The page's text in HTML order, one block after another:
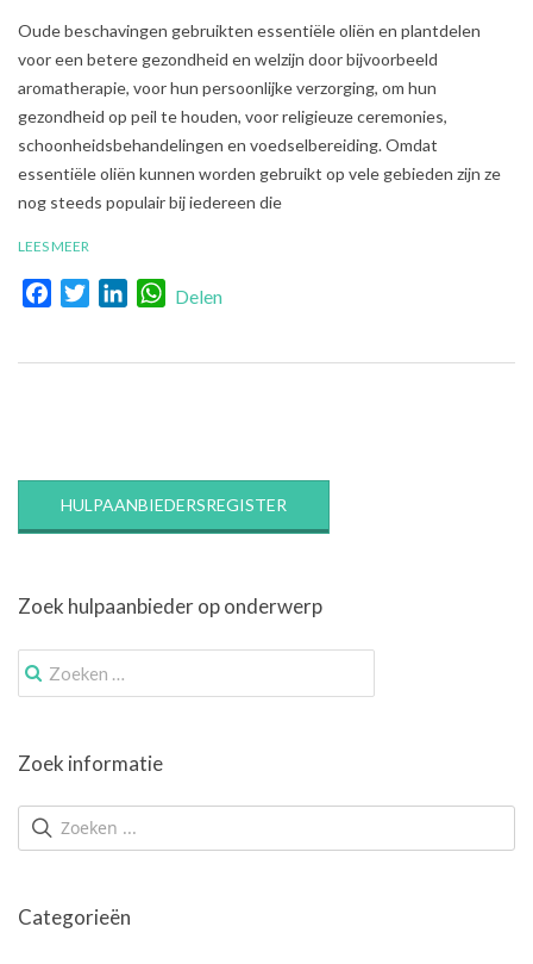
2021-
Oude beschavingen gebruikten essentiële oliën en plantdelen
voor een betere gezondheid en welzijn door bijvoorbeeld
aromatherapie, voor hun persoonlijke verzorging, om hun
gezondheid op peil te houden, voor religieuze ceremonies,
schoonheidsbehandelingen en voedselbereiding. Omdat
essentiële oliën kunnen worden gebruikt op vele gebieden zijn ze
nog steeds populair bij iedereen die
LEES MEER
FacebookTwitterLinkedInWhatsApp
Delen
HULPAANBIEDERSREGISTER
Zoek hulpaanbieder op onderwerp
Zoek
Zoek informatie
Categorieën